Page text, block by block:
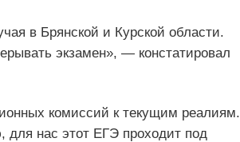
в Брянской и Курской области.
экзамен», — констатировал
комиссий к текущим реалиям.
нас этот ЕГЭ проходит под